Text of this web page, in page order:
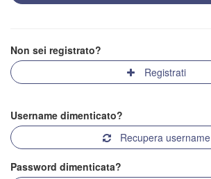
Non sei registrato?
Registrati
Username dimenticato?
Recupera username
Password dimenticata?